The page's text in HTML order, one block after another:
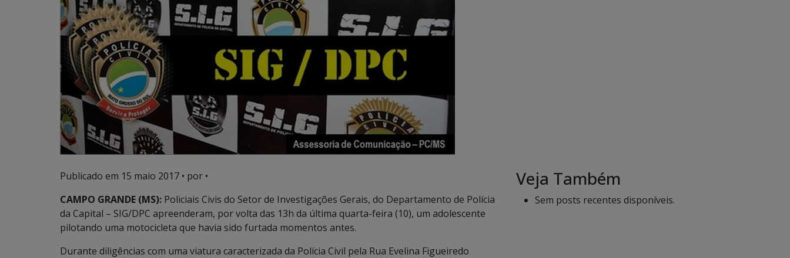
Publicado em 15 maio 2017 • por •
CAMPO GRANDE (MS): Policiais Civis do Setor de Investigações Gerais, do Departamento de Polícia
da Capital – SIG/DPC apreenderam, por volta das 13h da última quarta-feira (10), um adolescente
pilotando uma motocicleta que havia sido furtada momentos antes.
Durante diligências com uma viatura caracterizada da Polícia Civil pela Rua Evelina Figueiredo
Veja Também
Sem posts recentes disponíveis.